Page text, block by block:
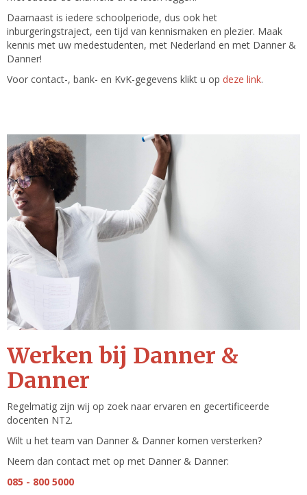
Daarnaast is iedere schoolperiode, dus ook het
inburgeringstraject, een tijd van kennismaken en plezier. Maak
kennis met uw medestudenten, met Nederland en met Danner &
Danner!
Voor contact-, bank- en KvK-gegevens klikt u op deze link.
Werken bij Danner &
Danner
Regelmatig zijn wij op zoek naar ervaren en gecertificeerde
docenten NT2.
Wilt u het team van Danner & Danner komen versterken?
Neem dan contact met op met Danner & Danner:
085 - 800 5000